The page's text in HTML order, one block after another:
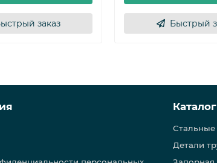
заказ Быстрый
Каталог
Стальные
Детали